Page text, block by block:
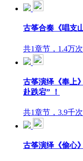
古筝合奏《唱支
共1章节，1.4万
古筝演绎《奉上
赴跌宕” ！
共1章节，3.9千
古筝演绎《偷心